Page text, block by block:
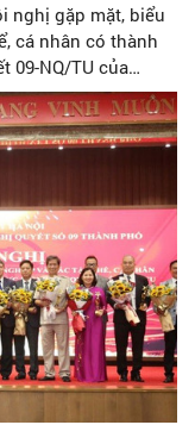
nghị gặp mặt, biểu
cá nhân có thành
09-NQ/TU của
Đảng và các
ngoài khu vực